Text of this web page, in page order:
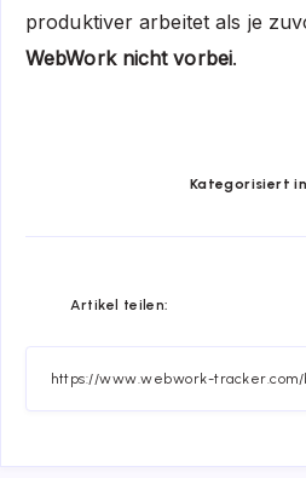
produktiver arbeitet als je
WebWork nicht vorbei.
Kategorisiert
Artikel teilen: